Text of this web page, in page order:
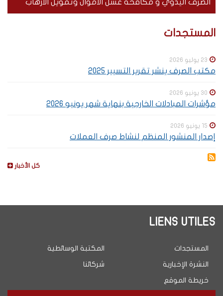
الصرف اليدوي و مكافحة غسل الأموال وتمويل الارهاب
SOUS-
Special
المستجدات
23 يوليو 2026
مكتب الصرف ينشر تقرير التسيير 2025
30 يونيو 2026
مؤشرات المبادلات الخارجية بنهاية شهر يونيو 2026
15 يونيو 2026
إصدار المنشور المنظم لنشاط صرف العملات
كل الأخبار
LIENS UTILES
المستجدات
النشرة الإخبارية
خريطة الموقع
المكتبة الوسائطية
شركائنا